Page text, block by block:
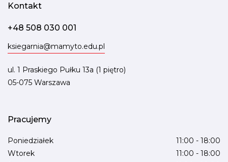
Kontakt
+48 508 030 001
ksiegarnia@mamyto.edu.pl
ul. 1 Praskiego Pułku 13a (1 piętro)
05-075 Warszawa
Pracujemy
Poniedziałek
11:00 - 18:00
Wtorek
11:00 - 18:00